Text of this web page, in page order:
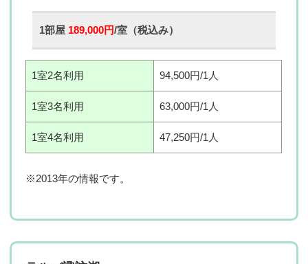
1部屋 189,000円/室（税込み）
1室2名利用 94,500円/1人
1室3名利用 63,000円/1人
1室4名利用 47,250円/1人
※2013年の情報です。